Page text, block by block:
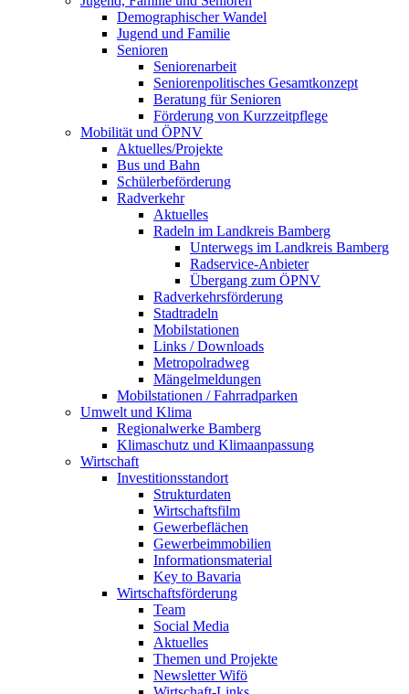
Demographischer Wandel
Jugend und Familie
Senioren
Seniorenarbeit
Seniorenpolitisches Gesamtkonzept
Beratung für Senioren
Förderung von Kurzzeitpflege
Mobilität und ÖPNV
Aktuelles/Projekte
Bus und Bahn
Schülerbeförderung
Radverkehr
Aktuelles
Radeln im Landkreis Bamberg
Unterwegs im Landkreis Bamberg
Radservice-Anbieter
Übergang zum ÖPNV
Radverkehrsförderung
Stadtradeln
Mobilstationen
Links / Downloads
Metropolradweg
Mängelmeldungen
Mobilstationen / Fahrradparken
Umwelt und Klima
Regionalwerke Bamberg
Klimaschutz und Klimaanpassung
Wirtschaft
Investitionsstandort
Strukturdaten
Wirtschaftsfilm
Gewerbeflächen
Gewerbeimmobilien
Informationsmaterial
Key to Bavaria
Wirtschaftsförderung
Team
Social Media
Aktuelles
Themen und Projekte
Newsletter Wifö